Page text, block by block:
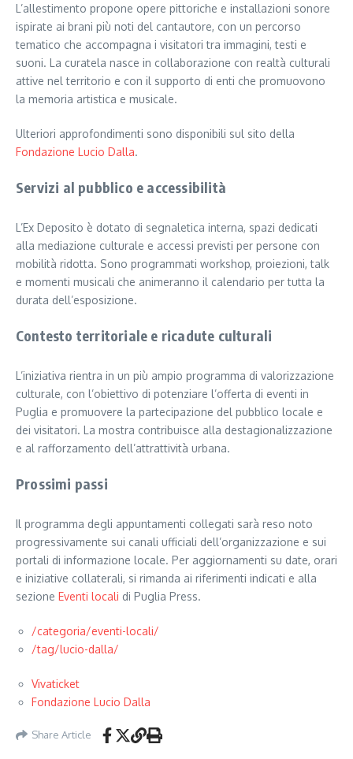
L’allestimento propone opere pittoriche e installazioni sonore
ispirate ai brani più noti del cantautore, con un percorso
tematico che accompagna i visitatori tra immagini, testi e
suoni. La curatela nasce in collaborazione con realtà culturali
attive nel territorio e con il supporto di enti che promuovono
la memoria artistica e musicale.
Ulteriori approfondimenti sono disponibili sul sito della
Fondazione Lucio Dalla.
Servizi al pubblico e accessibilità
L’Ex Deposito è dotato di segnaletica interna, spazi dedicati
alla mediazione culturale e accessi previsti per persone con
mobilità ridotta. Sono programmati workshop, proiezioni, talk
e momenti musicali che animeranno il calendario per tutta la
durata dell’esposizione.
Contesto territoriale e ricadute culturali
L’iniziativa rientra in un più ampio programma di valorizzazione
culturale, con l’obiettivo di potenziare l’offerta di eventi in
Puglia e promuovere la partecipazione del pubblico locale e
dei visitatori. La mostra contribuisce alla destagionalizzazione
e al rafforzamento dell’attrattività urbana.
Prossimi passi
Il programma degli appuntamenti collegati sarà reso noto
progressivamente sui canali ufficiali dell’organizzazione e sui
portali di informazione locale. Per aggiornamenti su date, orari
e iniziative collaterali, si rimanda ai riferimenti indicati e alla
sezione Eventi locali di Puglia Press.
/categoria/eventi-locali/
/tag/lucio-dalla/
Vivaticket
Fondazione Lucio Dalla
Share Article